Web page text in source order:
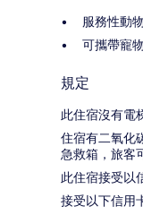
服務性動
可攜帶寵
規定
此住宿沒有電
住宿有二氧化
急救箱，旅客
此住宿接受以
接受以下信用